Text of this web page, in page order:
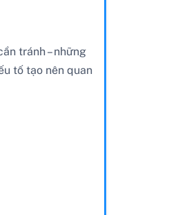
tránh – những
tố tạo nên quan